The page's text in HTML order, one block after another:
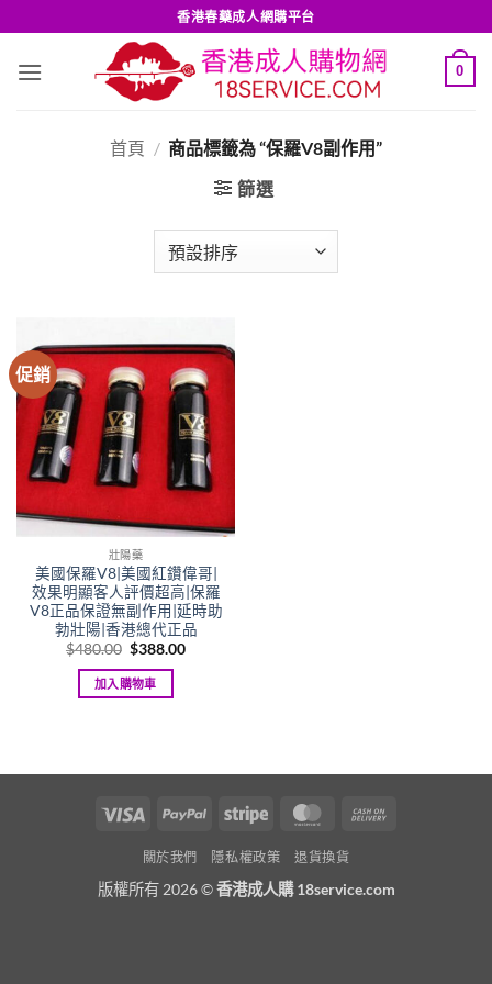
to
content
香港春藥成人網購平台
0
首頁 / 商品標籤為 “保羅V8副作用”
篩選
促銷
壯陽藥
美國保羅V8|美國紅鑽偉哥|
效果明顯客人評價超高|保羅
V8正品保證無副作用|延時助
勃壯陽|香港總代正品
$480.00 Original
was:
$480.00.
$388.00Current
加入購物車
Visa PayPal Stripe MasterCard
關於我們 隱私權政策 退貨換貨
版權所有 2026 ©香港成人購 18service.com